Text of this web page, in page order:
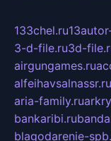
133chel.ru
3-d-file.ru3d-
airgungames.ru
alfeihavsalnassr.ru
aria-family.ru
bankaribi.ru
blagodarenie-